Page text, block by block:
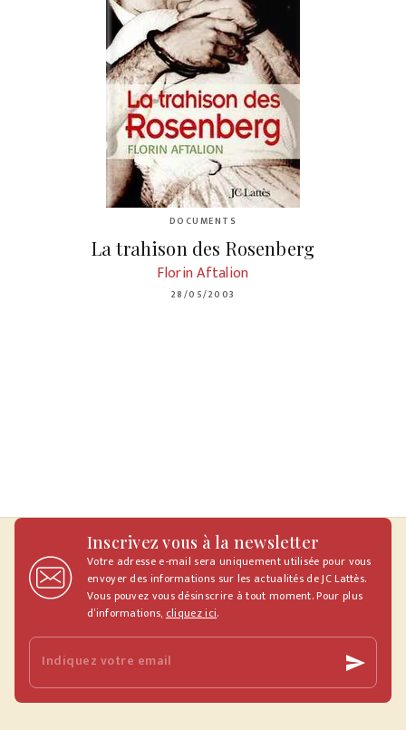
DOCUMENTS
La trahison des Rosenberg
Florin Aftalion
28/05/2003
Inscrivez vous à la newsletter
Votre adresse e-mail sera uniquement utilisée pour vous
envoyer des informations sur les actualités de JC Lattès.
Vous pouvez vous désinscrire à tout moment. Pour plus
d’informations,cliquez ici.
Indiquez votre email send